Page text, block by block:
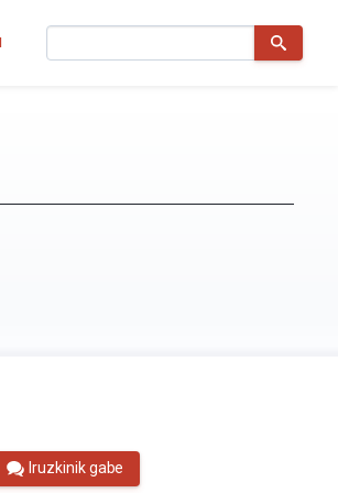
Iruzkinik gabe